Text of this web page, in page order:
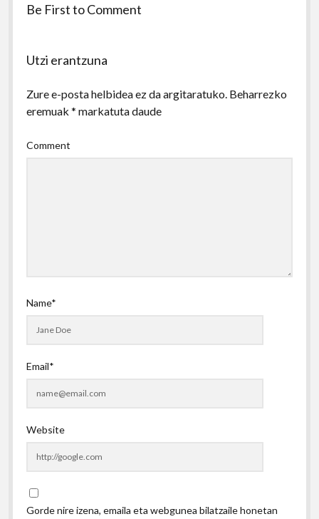
Be First to Comment
Utzi erantzuna
Zure e-posta helbidea ez da argitaratuko. Beharrezko
eremuak * markatuta daude
Comment
Name*
Email*
Website
Gorde nire izena, emaila eta webgunea bilatzaile honetan